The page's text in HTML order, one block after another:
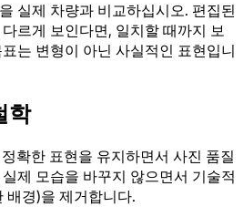
실제 차량과 비교하십시오. 편집된
르게 보인다면, 일치할 때까지 보
는 변형이 아닌 사실적인 표현입니
학
확한 표현을 유지하면서 사진 품질
제 모습을 바꾸지 않으면서 기술적
배경)을 제거합니다.